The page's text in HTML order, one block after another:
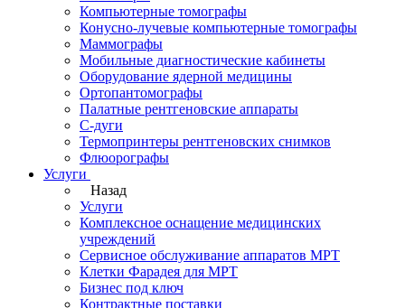
Компьютерные томографы
Конусно-лучевые компьютерные томографы
Маммографы
Мобильные диагностические кабинеты
Оборудование ядерной медицины
Ортопантомографы
Палатные рентгеновские аппараты
С-дуги
Термопринтеры рентгеновских снимков
Флюорографы
Услуги
Назад
Услуги
Комплексное оснащение медицинских
учреждений
Сервисное обслуживание аппаратов МРТ
Клетки Фарадея для МРТ
Бизнес под ключ
Контрактные поставки